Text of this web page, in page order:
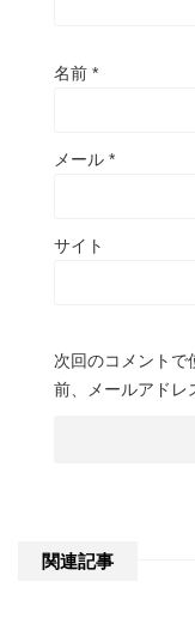
名前 *
メール *
サイト
次回のコメントで
前、メールアドレ
関連記事